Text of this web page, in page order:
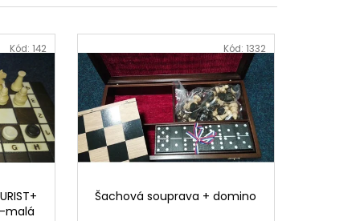
malá
Kód: 142
Šachová souprava + domino
Kód: 1332